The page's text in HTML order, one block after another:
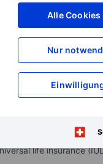
Alle
Nur
businesses.
fixed and indexed
life insurance